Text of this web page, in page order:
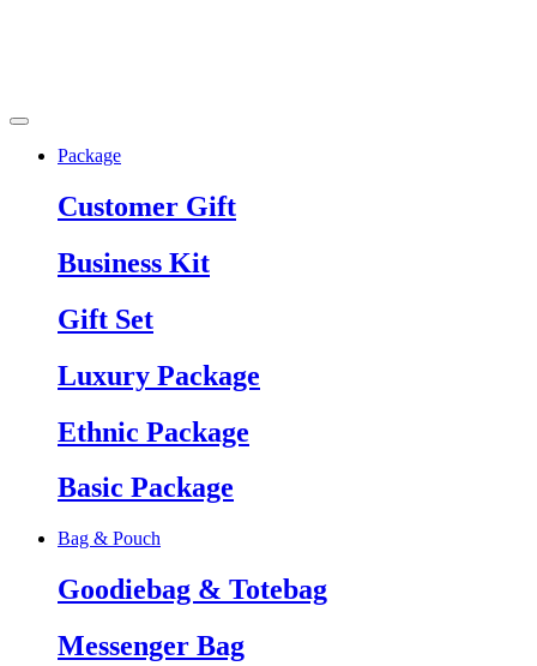
Package
Customer Gift
Business Kit
Gift Set
Luxury Package
Ethnic Package
Basic Package
Bag & Pouch
Goodiebag & Totebag
Messenger Bag